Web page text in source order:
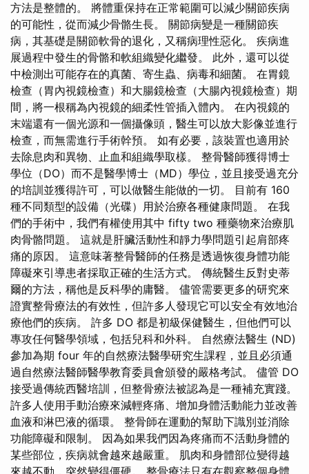
方法是整體的。 將體重保持在正常範圍可以減少關節疾病
的可能性，從而減少骨骼生長。 關節病變是一種關節疾
病，其基礎是關節軟骨的退化，又稱病理性惡化。 疾病進
展過程中發生的骨骼和軟組織變化繼發。 此外，還可以從
中檢測出可能存在的真菌、寄生蟲、病毒和細菌。 在胃鏡
檢查（胃內視鏡檢查）和大腸鏡檢查（大腸內視鏡檢查）期
間，將一根稱為內視鏡的細柔性管插入體內。 在內視鏡的
末端還有一個光源和一個攝像頭，醫生可以放大影像並進行
檢查，而無需進行手術幹預。 如有必要，該裝置也適用於
去除息肉和異物、止血和組織學取樣。 整骨醫師獲得博士
學位（DO）而不是醫學博士（MD）學位，並且接受過充分
的培訓並獲得許可，可以做醫生能做的一切。 目前有 160
種不同類型的設備（光碟）用於治療各種健康問題。 在我
們的手術中，我們有權使用其中 fifty two 種藥物來治療肌
肉骨骼問題。 這就是肝臟活動性和靜力學問題引起肩部疼
痛的原因。 這意味著整骨醫師的任務是透過恢復身體功能
障礙來引導患者採取正確的生活方式。 傳統醫生反對史蒂
爾的方法，稱他是反科學的庸醫。 儘管需要更多的研究來
證實整骨療法的有效性，但許多人發現它可以安全有效地治
療他們的疾病。 許多 DO 都是初級保健醫生，但他們可以
專攻任何醫學領域，包括兒科和外科。 自然療法醫生 (ND)
參加為期 four 年的自然療法醫學研究生課程，並且必須通
過自然療法醫師醫學教育委員會頒發的嚴格考試。 儘管 DO
接受過傳統西醫培訓，但整骨療法被認為是一種補充實踐。
許多人使用手動治療來減輕疼痛、增加身體活動能力並改善
血液和淋巴液的循環。 整骨師在運動的幫助下識別並消除
功能障礙和限制。 因為如果我們因為疼痛而不活動身體的
某些部位，疾病就會越來越嚴重。 肌肉和身體部位變得越
來越不動，突然變得僵硬。 整骨療法只有在觀察整個身體